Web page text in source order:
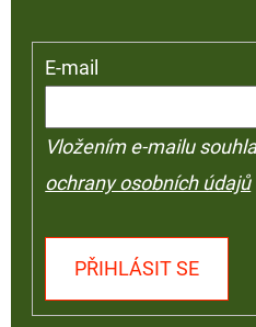
E-mail
Vložením e-mailu
ochrany osobních údajů
PŘIHLÁSIT SE